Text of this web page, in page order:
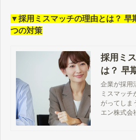
▼採用ミスマッチの理由とは？ 早
つの対策
採用ミ
は？ 早
の4つの
企業が採用
ミスマッチ
がってしま
業員が早期
エン株式会